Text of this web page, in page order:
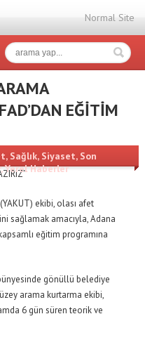
Normal Site
EĞİTİM
, Sağlık, Siyaset, Son
,Yerel Haberler
ekibi, olası afet
sağlamak amacıyla, Adana
eğitim programına
gönüllü belediye
arama kurtarma ekibi,
6 gün süren teorik ve